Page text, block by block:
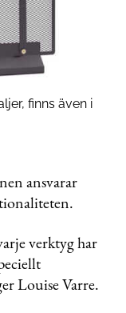
finns även i
ansvarar
verktyg har
Louise Varre.